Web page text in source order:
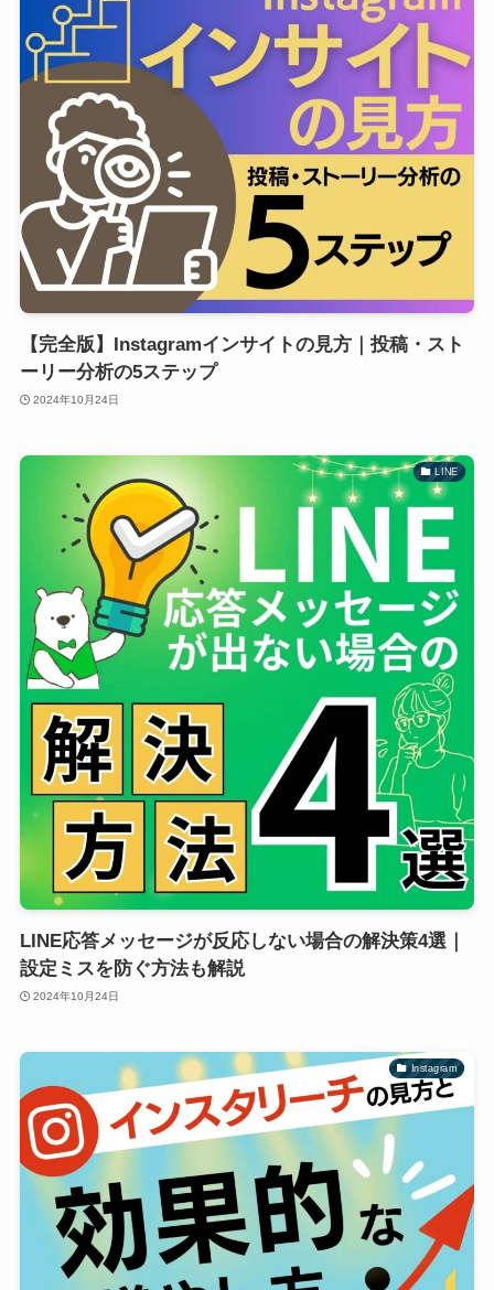
【完全版】Instagramインサイトの見方｜投稿・スト
ーリー分析の5ステップ
2024年10月24日
LINE
LINE応答メッセージが反応しない場合の解決策4選｜
設定ミスを防ぐ方法も解説
2024年10月24日
Instagram